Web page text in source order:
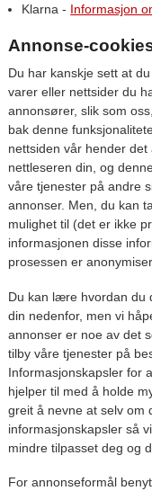
Klarna - Informasjon
Annonse-
Du har kanskje sett at
varer eller nettsider du
annonsører, slik som
bak denne
nettsiden vår hender
nettleseren din, og
våre tjenester på andre
annonser. Men, du kan
mulighet til (det er ikke
informasjonen disse
prosessen er
Du kan lære hvordan du
din nedenfor, men vi
annonser er noe av det
tilby våre tjenester på
Informasjonskapsler for
hjelper til med å holde
greit å nevne at selv om
informasjonskapsler så
mindre tilpasset deg og
For annonseformål